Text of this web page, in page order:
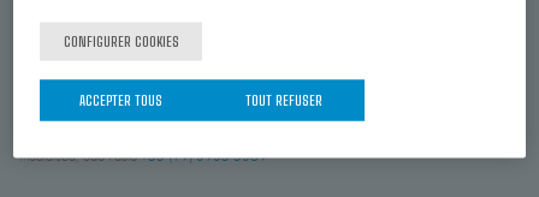
ESTADOS UNIDOS
Amory, Mississippi+1 662 256 2227
Indaiatuba, São Paulo+55 (19) 3935 5369
CONFIGURER COOKIES
TOUT REFUSER
ACCEPTER TOUS